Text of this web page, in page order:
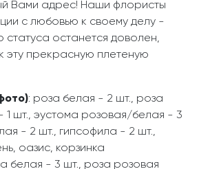
Вами адрес! Наши флористы
с любовью к своему делу -
статуса останется доволен,
эту прекрасную плетеную
: роза белая - 2 шт., роза
1 шт., эустома розовая/белая - 3
- 2 шт., гипсофила - 2 шт.,
оазис, корзинка
белая - 3 шт., роза розовая